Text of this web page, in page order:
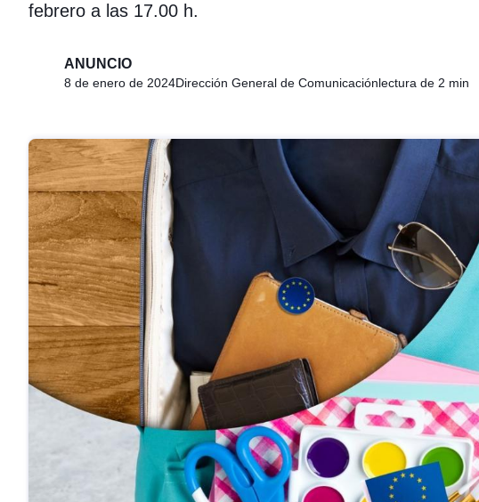
febrero a las 17.00 h.
ANUNCIO
8 de enero de 2024Dirección General de Comunicaciónlectura de 2 min